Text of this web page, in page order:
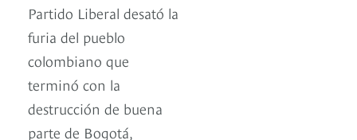
Partido Liberal desató la
furia del pueblo
colombiano que
terminó con la
destrucción de buena
parte de Bogotá,